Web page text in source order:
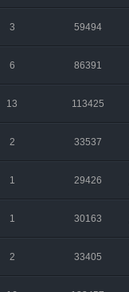
3 59494
6 86391
13 113425
2 33537
1 29426
1 30163
2 33405